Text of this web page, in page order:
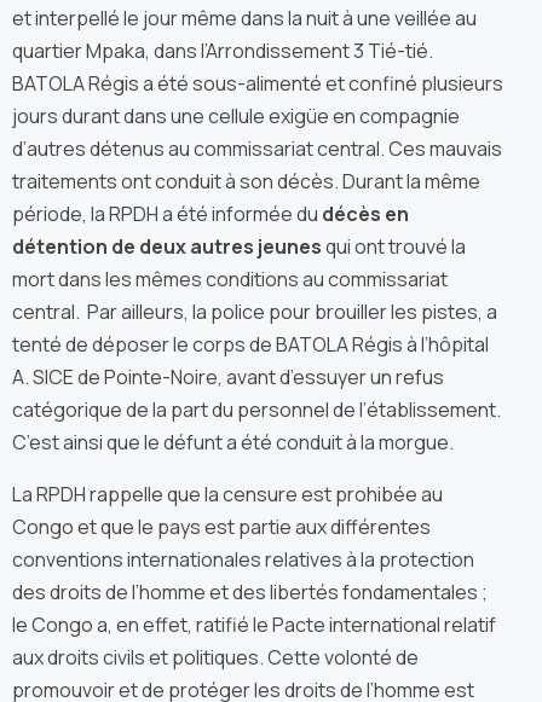
et interpellé le jour même dans la nuit à une veillée au
quartier Mpaka, dans l’Arrondissement 3 Tié-tié.
BATOLA Régis a été sous-alimenté et confiné plusieurs
jours durant dans une cellule exigüe en compagnie
d’autres détenus au commissariat central. Ces mauvais
traitements ont conduit à son décès. Durant la même
période, la RPDH a été informée du décès en
détention de deux autres jeunesqui ont trouvé la
mort dans les mêmes conditions au commissariat
central. Par ailleurs, la police pour brouiller les pistes, a
tenté de déposer le corps de BATOLA Régis à l’hôpital
A. SICE de Pointe-Noire, avant d’essuyer un refus
catégorique de la part du personnel de l’établissement.
C’est ainsi que le défunt a été conduit à la morgue.
La RPDH rappelle que la censure est prohibée au
Congo et que le pays est partie aux différentes
conventions internationales relatives à la protection
des droits de l’homme et des libertés fondamentales ;
le Congo a, en effet, ratifié le Pacte international relatif
aux droits civils et politiques. Cette volonté de
promouvoir et de protéger les droits de l’homme est